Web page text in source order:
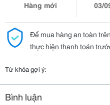
Hàng mới
03/
Để mua hàng an toàn
thực hiện thanh toán
Từ khóa gợi ý:
Bình luận